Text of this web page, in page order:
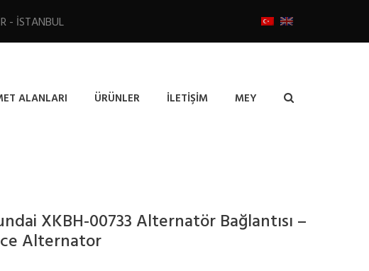
- İSTANBUL
ALANLARI ÜRÜNLER İLETIŞIM MEY
XKBH-00733 Alternatör Bağlantısı –
Alternator